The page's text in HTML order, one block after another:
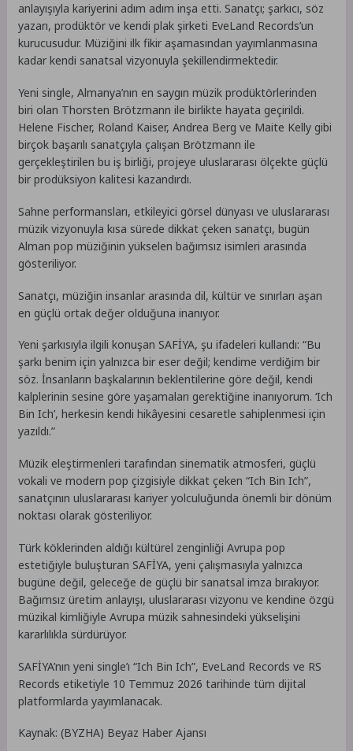
anlayışıyla kariyerini adım adım inşa etti. Sanatçı; şarkıcı, söz
yazarı, prodüktör ve kendi plak şirketi EveLand Records’un
kurucusudur. Müziğini ilk fikir aşamasından yayımlanmasına
kadar kendi sanatsal vizyonuyla şekillendirmektedir.
Yeni single, Almanya’nın en saygın müzik prodüktörlerinden
biri olan Thorsten Brötzmann ile birlikte hayata geçirildi.
Helene Fischer, Roland Kaiser, Andrea Berg ve Maite Kelly gibi
birçok başarılı sanatçıyla çalışan Brötzmann ile
gerçekleştirilen bu iş birliği, projeye uluslararası ölçekte güçlü
bir prodüksiyon kalitesi kazandırdı.
Sahne performansları, etkileyici görsel dünyası ve uluslararası
müzik vizyonuyla kısa sürede dikkat çeken sanatçı, bugün
Alman pop müziğinin yükselen bağımsız isimleri arasında
gösteriliyor.
Sanatçı, müziğin insanlar arasında dil, kültür ve sınırları aşan
en güçlü ortak değer olduğuna inanıyor.
Yeni şarkısıyla ilgili konuşan SAFİYA, şu ifadeleri kullandı: “Bu
şarkı benim için yalnızca bir eser değil; kendime verdiğim bir
söz. İnsanların başkalarının beklentilerine göre değil, kendi
kalplerinin sesine göre yaşamaları gerektiğine inanıyorum. ‘Ich
Bin Ich’, herkesin kendi hikâyesini cesaretle sahiplenmesi için
yazıldı.”
Müzik eleştirmenleri tarafından sinematik atmosferi, güçlü
vokali ve modern pop çizgisiyle dikkat çeken “Ich Bin Ich”,
sanatçının uluslararası kariyer yolculuğunda önemli bir dönüm
noktası olarak gösteriliyor.
Türk köklerinden aldığı kültürel zenginliği Avrupa pop
estetiğiyle buluşturan SAFİYA, yeni çalışmasıyla yalnızca
bugüne değil, geleceğe de güçlü bir sanatsal imza bırakıyor.
Bağımsız üretim anlayışı, uluslararası vizyonu ve kendine özgü
müzikal kimliğiyle Avrupa müzik sahnesindeki yükselişini
kararlılıkla sürdürüyor.
SAFİYA’nın yeni single’ı “Ich Bin Ich”, EveLand Records ve RS
Records etiketiyle 10 Temmuz 2026 tarihinde tüm dijital
platformlarda yayımlanacak.
Kaynak: (BYZHA) Beyaz Haber Ajansı